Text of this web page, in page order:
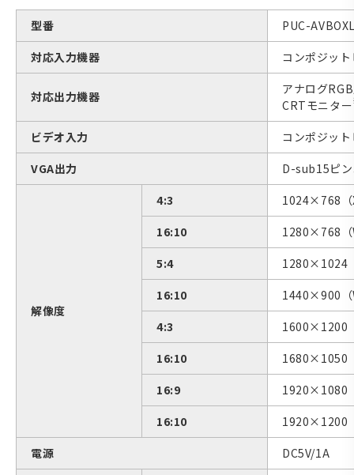
型番
PUC-
対応入力機器
コンポジッ
対応出力機器
アナログ
CRTモニター
ビデオ入力
コンポジッ
VGA出力
D-sub15ピ
解像度
4:3
1024×768（
16:10
1280×768（
5:4
1280×1024
16:10
1440×900（
4:3
1600×1200
16:10
1680×1050
16:9
1920×1080
16:10
1920×1200
電源
DC5V/1A